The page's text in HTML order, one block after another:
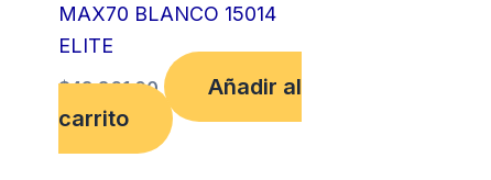
MAX70 BLANCO 15014
ELITE
$43,861.00
Añadir al
carrito